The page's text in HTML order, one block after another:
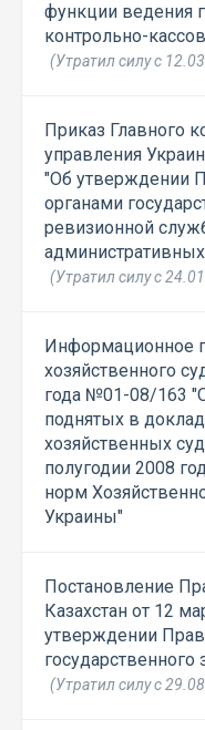
функции ведения
контрольно-
(Утратил силу с
Приказ Главного
управления
"Об утверждении
органами
ревизионной
(Утратил силу с
Информационное
хозяйственного
года №01-08/163
поднятых в
хозяйственных
полугодии 2008
норм
Украины"
Постановление
Казахстан от 12
утверждении
государственного
(Утратил силу с